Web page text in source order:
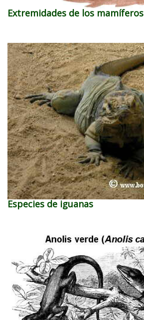
Extremidades de los mamíferos
Especies de iguanas